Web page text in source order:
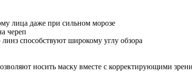
лица даже при сильном морозе
череп
способствуют широкому углу обзора
носить маску вместе с корректирующими